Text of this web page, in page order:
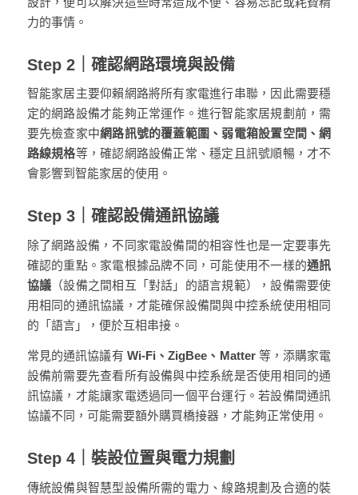
力的事情。
Step 2｜確認網路環境與設備
智能家居主要仰賴網路將所有家電進行串聯，因此需要穩
定的網路設備才能夠正常運作。進行智能家居規劃前，需
要先檢查家中網路訊號的覆蓋範圍、弱電箱設置空間、網
路線規格等，確認網路設備正常、穩定且訊號順暢，才不
會影響到智能家居的使用。
Step 3｜確認設備通訊協議
除了網路設備，不同家電設備間的相容性也是一定要事先
確認的重點。家電根據品牌不同，可能使用不一樣的通訊
協議 （設備之間相互「對話」的語言規範），設備需要使
用相同的通訊協議，才能確保設備間與中控系統使用相同
的「語言」，便於互相串接。
常見的通訊協議有 Wi-Fi、ZigBee、Matter等，添購家電
設備前需要先查看所有設備與中控系統是否使用相同的通
訊協議，才能讓家電透過同一個平台運行。若設備間通訊
協議不同，可能需要額外購買橋接器，才能夠正常使用。
Step 4｜裝設位置與電力規劃
傳統設備與智慧型設備所需的電力、線路規劃及合適的裝